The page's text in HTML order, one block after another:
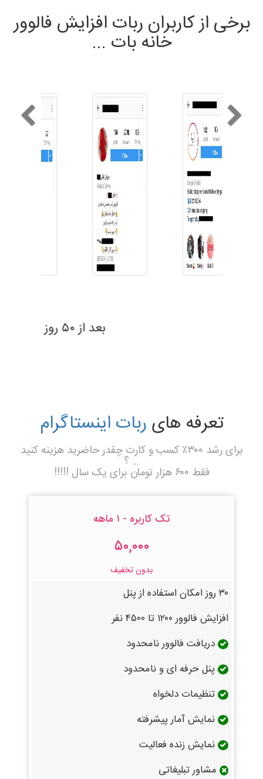
برخی از کاربران ربات افزایش فالوور
خانه بات ...
تعرفه هایربات اینستاگرام
برای رشد ۳۰۰٪ کسب و کارت چقدر حاضرید هزینه کنید
... ؟
فقط ۶۰۰ هزار تومان برای یک سال !!!!!
تک کاربره - ۱ ماهه
۵۰,۰۰۰
بدون تخفیف
۳۰ روز امکان استفاده از پنل
افزایش فالوور ۱۲۰۰ تا ۴۵۰۰ نفر
دریافت فالوور نامحدود
پنل حرفه ای و نامحدود
تنظیمات دلخواه
نمایش آمار پیشرفته
نمایش زنده فعالیت
مشاور تبلیغاتی